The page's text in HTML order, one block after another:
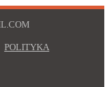
POLITYKA